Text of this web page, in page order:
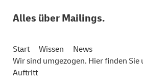
Alles über Mailings.
Start Wissen
News
Wir sind umgezogen. Hier finden Sie
Auftritt